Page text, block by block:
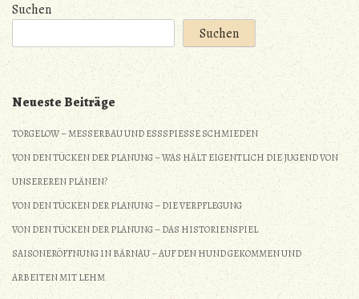
Suchen
Suchen
Neueste Beiträge
TORGELOW – MESSERBAU UND ESSSPIESSE SCHMIEDEN
VON DEN TÜCKEN DER PLANUNG – WAS HÄLT EIGENTLICH DIE JUGEND VON
UNSEREREN PLÄNEN?
VON DEN TÜCKEN DER PLANUNG – DIE VERPFLEGUNG
VON DEN TÜCKEN DER PLANUNG – DAS HISTORIENSPIEL
SAISONERÖFFNUNG IN BÄRNAU – AUF DEN HUND GEKOMMEN UND
ARBEITEN MIT LEHM